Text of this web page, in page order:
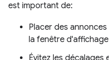
est important de:
Placer des
la fenêtre d'affichage